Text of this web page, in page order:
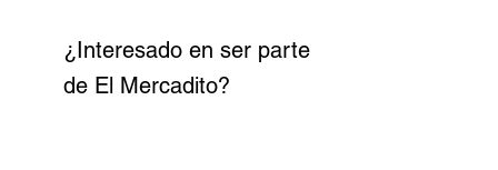
¿Interesado en ser parte
de El Mercadito?